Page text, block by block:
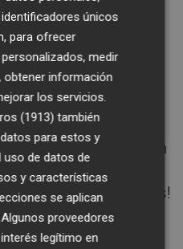
Por una parte
y, por otra, a Bad
torno a sus
cultural
niños. Lo hacemos a
de la selva, de
¡Dentro sinopsis!
Un ser que
se adentran en
únicos
para ofrecer
medir
obtener información
los servicios.
(1913) también
para estos y
uso de datos de
y características
se aplican
proveedores
legítimo en